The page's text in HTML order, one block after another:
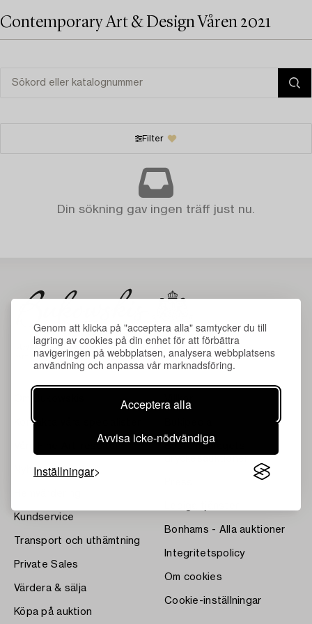
Genom att klicka på "acceptera alla" samtycker du till
lagring av cookies på din enhet för att förbättra
navigeringen på webbplatsen, analysera webbplatsens
användning och anpassa vår marknadsföring.
Acceptera alla
Avvisa icke-nödvändiga
Inställningar
Contemporary Art & Design Våren 2021
Filter
Din sökning gav ingen träff just nu.
Kontakta våra specialister
Nyheter
Kundservice
Transport och uthämtning
Private Sales
Värdera & sälja
Köpa på auktion
Villkor
Systembolagets
Bonhams - Alla auktioner
Integritetspolicy
Om cookies
Cookie-inställningar